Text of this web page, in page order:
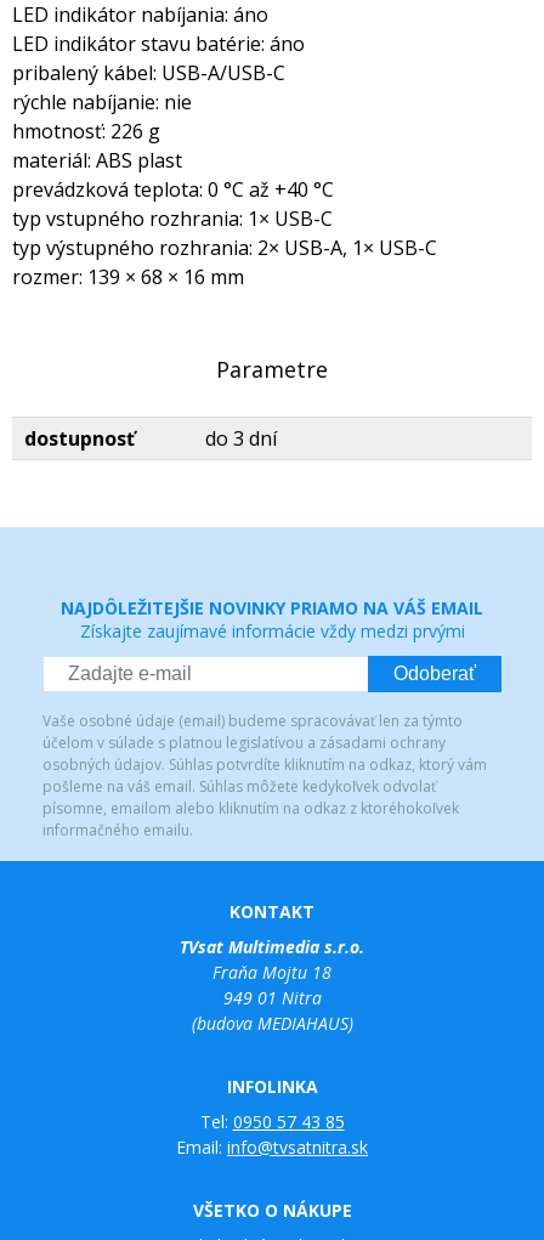
LED indikátor nabíjania: áno
LED indikátor stavu batérie: áno
pribalený kábel: USB-A/USB-C
rýchle nabíjanie: nie
hmotnosť: 226 g
materiál: ABS plast
prevádzková teplota: 0 °C až +40 °C
typ vstupného rozhrania: 1× USB-C
typ výstupného rozhrania: 2× USB-A, 1× USB-C
rozmer: 139 × 68 × 16 mm
Parametre
dostupnosť do 3 dní
NAJDÔLEŽITEJŠIE NOVINKY PRIAMO NA VÁŠ EMAIL
Získajte zaujímavé informácie vždy medzi prvými
Odoberať
Vaše osobné údaje (email) budeme spracovávať len za týmto
účelom v súlade s platnou legislatívou a zásadami ochrany
osobných údajov. Súhlas potvrdíte kliknutím na odkaz, ktorý vám
pošleme na váš email. Súhlas môžete kedykoľvek odvolať
písomne, emailom alebo kliknutím na odkaz z ktoréhokoľvek
informačného emailu.
KONTAKT
TVsat Multimedia s.r.o.
Fraňa Mojtu 18
949 01 Nitra
(budova MEDIAHAUS)
INFOLINKA
Tel: 0950 57 43 85
Email: info@tvsatnitra.sk
VŠETKO O NÁKUPE